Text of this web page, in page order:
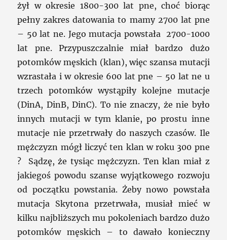
żył w okresie 1800-300 lat pne, choć biorąc
pełny zakres datowania to mamy 2700 lat pne
– 50 lat ne. Jego mutacja powstała 2700-1000
lat pne. Przypuszczalnie miał bardzo dużo
potomków męskich (klan), więc szansa mutacji
wzrastała i w okresie 600 lat pne – 50 lat ne u
trzech potomków wystąpiły kolejne mutacje
(DinA, DinB, DinC). To nie znaczy, że nie było
innych mutacji w tym klanie, po prostu inne
mutacje nie przetrwały do naszych czasów. Ile
mężczyzn mógł liczyć ten klan w roku 300 pne
? Sądzę, że tysiąc mężczyzn. Ten klan miał z
jakiegoś powodu szanse wyjątkowego rozwoju
od początku powstania. Żeby nowo powstała
mutacja Skytona przetrwała, musiał mieć w
kilku najbliższych mu pokoleniach bardzo dużo
potomków męskich – to dawało konieczny